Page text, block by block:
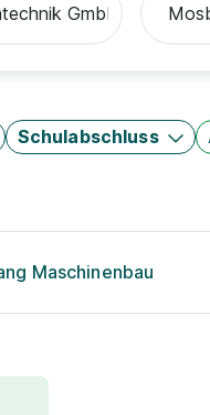
Schulabschluss
Maschinenbau